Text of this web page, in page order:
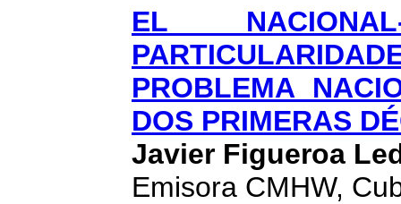
EL
PROBLEMA
DOS PRIMERAS
Javier Figueroa
Emisora CMHW,